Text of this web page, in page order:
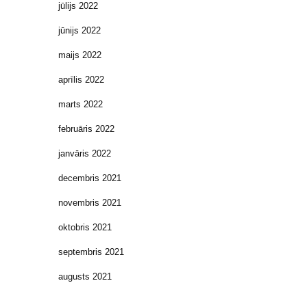
jūlijs 2022
jūnijs 2022
maijs 2022
aprīlis 2022
marts 2022
februāris 2022
janvāris 2022
decembris 2021
novembris 2021
oktobris 2021
septembris 2021
augusts 2021